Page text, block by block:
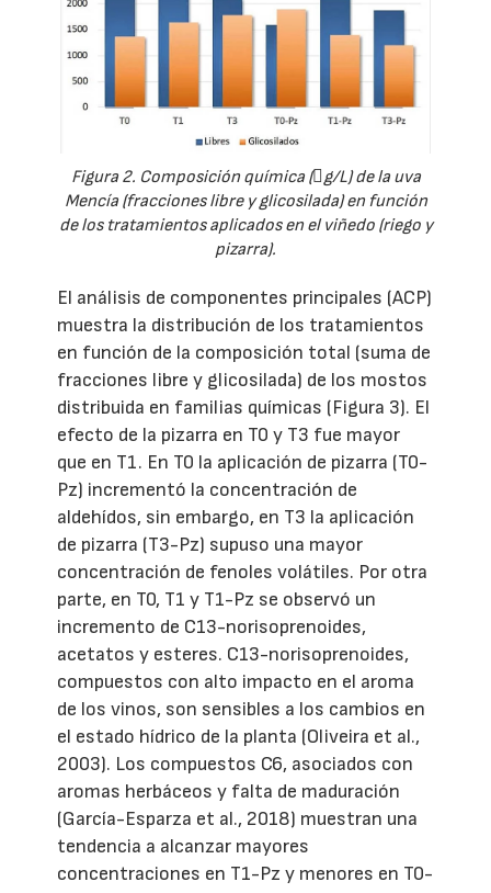
Figura 2. Composición química (g/L) de la uva
Mencía (fracciones libre y glicosilada) en función
de los tratamientos aplicados en el viñedo (riego y
pizarra).
El análisis de componentes principales (ACP)
muestra la distribución de los tratamientos
en función de la composición total (suma de
fracciones libre y glicosilada) de los mostos
distribuida en familias químicas (Figura 3). El
efecto de la pizarra en T0 y T3 fue mayor
que en T1. En T0 la aplicación de pizarra (T0-
Pz) incrementó la concentración de
aldehídos, sin embargo, en T3 la aplicación
de pizarra (T3-Pz) supuso una mayor
concentración de fenoles volátiles. Por otra
parte, en T0, T1 y T1-Pz se observó un
incremento de C13-norisoprenoides,
acetatos y esteres. C13-norisoprenoides,
compuestos con alto impacto en el aroma
de los vinos, son sensibles a los cambios en
el estado hídrico de la planta (Oliveira et al.,
2003). Los compuestos C6, asociados con
aromas herbáceos y falta de maduración
(García-Esparza et al., 2018) muestran una
tendencia a alcanzar mayores
concentraciones en T1-Pz y menores en T0-